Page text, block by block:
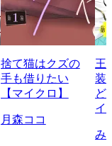
捨て猫はクズの
手も借りたい
【マイクロ】
月森ココ
王
装
ど
イ
み